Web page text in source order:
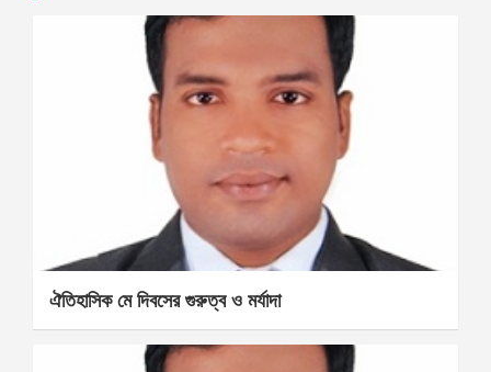
ঐতিহাসিক মে দিবসের গুরুত্ব ও মর্যাদা